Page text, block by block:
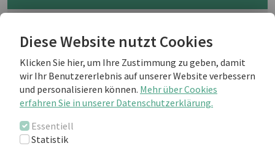
Diese Website nutzt Cookies
Klicken Sie hier, um Ihre Zustimmung zu geben, damit
wir Ihr Benutzererlebnis auf unserer Website verbessern
und personalisieren können. Mehr über Cookies
erfahren Sie in unserer Datenschutzerklärung.
Essentiell
Statistik
Fotolia
writing often necessitates the
services of a translator. What to
look for, what to watch out for and
how to choose one? Read on!